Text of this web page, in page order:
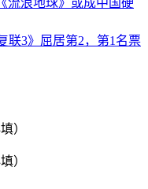
联3》屈居第2，第1名票
）
）